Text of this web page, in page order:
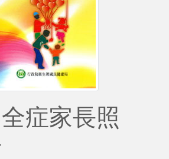
症家長照